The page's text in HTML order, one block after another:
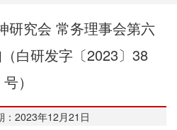
研究会 常务理事会第六
白研发字〔2023〕38
号）
：2023年12月21日